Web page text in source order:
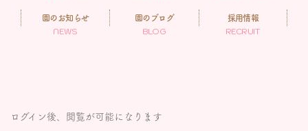
園のお知らせ
NEWS
園のブログ
BLOG
採用情報
RECRUIT
ログイン後、閲覧が可能になります